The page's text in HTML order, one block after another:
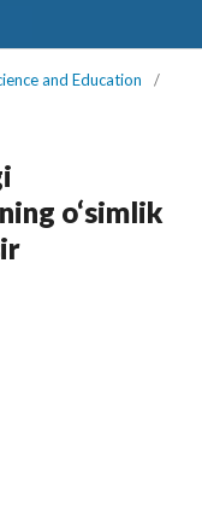
and Education
/
o‘simlik